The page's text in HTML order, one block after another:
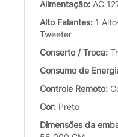
Alimentação: AC
Alto Falantes: 1
Tweeter
Conserto / Troca:
Consumo de
Controle Remoto:
Cor: Preto
Dimensões da